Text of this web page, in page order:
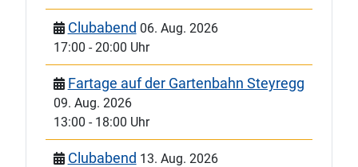
Clubabend 06. Aug. 2026
17:00 -20:00 Uhr
Fartage auf der Gartenbahn Steyregg
09. Aug. 2026
13:00 - 18:00 Uhr
Clubabend 13. Aug. 2026